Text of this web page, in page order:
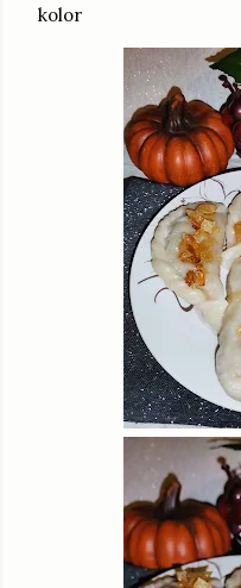
kolor